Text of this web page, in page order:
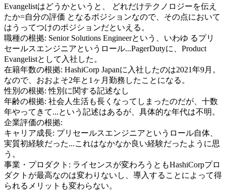
Evangelistはどうかというと、 どれだけテクノロジーを伝え
たか=自分の評価 となるポジションなので、その点において
はうってつけのポジションだといえる。
職種の根拠: Senior Solutions Engineerという、いわゆ るプリ
セールスエンジニアというロール...PagerDutyに、Product
Evangelistとして入社した。
在籍年数の根拠: HashiCorp Japanに入社したのは2021年9月。
なので、おおよそ2年と1ヶ月勤務したことになる。
性別の根拠:性別に関する記述なし
年齢の根拠: 社会人生活も長くなってしまったのだが、十数
年やってきて...という記述はあるが、具体的な年代は不明。
企業評価の根拠:
キャリア成長: プリセールスエンジニアというロール自体、
実質初経験だった...これはなかなか良い経験だったように思
う。
事業・プロダクト : ライセンスが変わろうともHashiCorpプロ
ダクトが最高なのは変わりないし、導入することによって得
られるメリットも変わらない。